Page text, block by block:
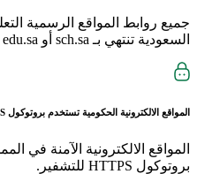
جميع روابط المواقع الرسمية
السعودية تنتهي بـ sch.sa أو edu.sa
المواقع الالكترونية الحكومية تستخدم بروتوكول
المواقع الالكترونية الآمنة في
بروتوكول HTTPS للتشفير.